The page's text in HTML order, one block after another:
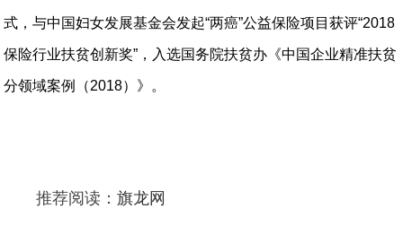
式，与中国妇女发展基金会发起“两癌”公益保险项目获评“2018
保险行业扶贫创新奖”，入选国务院扶贫办《中国企业精准扶贫
分领域案例（2018）》。
推荐阅读：旗龙网